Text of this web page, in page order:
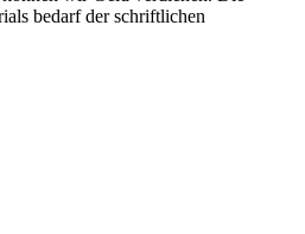
bedarf der schriftlichen